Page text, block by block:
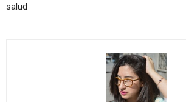
salud